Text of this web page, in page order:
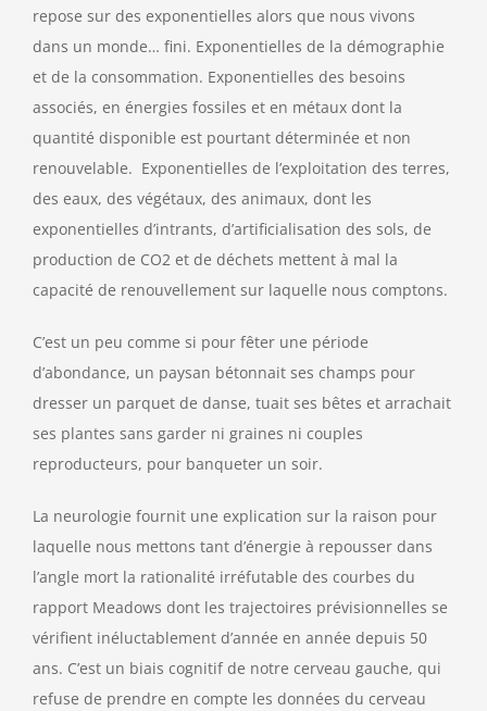
repose sur des exponentielles alors que nous vivons
dans un monde… fini. Exponentielles de la démographie
et de la consommation. Exponentielles des besoins
associés, en énergies fossiles et en métaux dont la
quantité disponible est pourtant déterminée et non
renouvelable. Exponentielles de l’exploitation des terres,
des eaux, des végétaux, des animaux, dont les
exponentielles d’intrants, d’artificialisation des sols, de
production de CO2 et de déchets mettent à mal la
capacité de renouvellement sur laquelle nous comptons.
C’est un peu comme si pour fêter une période
d’abondance, un paysan bétonnait ses champs pour
dresser un parquet de danse, tuait ses bêtes et arrachait
ses plantes sans garder ni graines ni couples
reproducteurs, pour banqueter un soir.
La neurologie fournit une explication sur la raison pour
laquelle nous mettons tant d’énergie à repousser dans
l’angle mort la rationalité irréfutable des courbes du
rapport Meadows dont les trajectoires prévisionnelles se
vérifient inéluctablement d’année en année depuis 50
ans. C’est un biais cognitif de notre cerveau gauche, qui
refuse de prendre en compte les données du cerveau